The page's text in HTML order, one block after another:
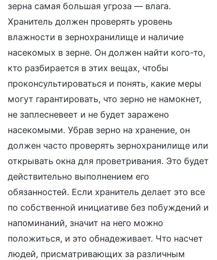
зерна самая большая угроза — влага.
Хранитель должен проверять уровень
влажности в зернохранилище и наличие
насекомых в зерне. Он должен найти кого-то,
кто разбирается в этих вещах, чтобы
проконсультироваться и понять, какие меры
могут гарантировать, что зерно не намокнет,
не заплесневеет и не будет заражено
насекомыми. Убрав зерно на хранение, он
должен часто проверять зернохранилище или
открывать окна для проветривания. Это будет
действительно выполнением его
обязанностей. Если хранитель делает это все
по собственной инициативе без побуждений и
напоминаний, значит на него можно
положиться, и это обнадеживает. Что насчет
людей, присматривающих за различным